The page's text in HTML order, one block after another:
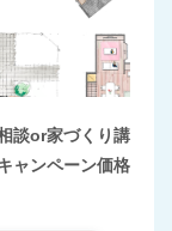
談or家づくり講
ャンペーン価格